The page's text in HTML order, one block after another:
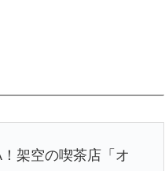
架空の喫茶店「オ